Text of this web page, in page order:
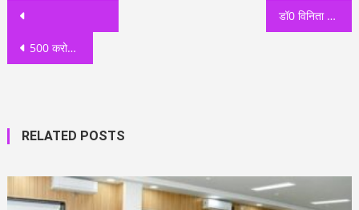
Post
navigation
500 करोड़ से सुधरेगी उत्तराखंड परिवहन निगम की दशा:- चंदन राम दस परिवहन मंत्री
डॉ0 विनिता शाह को दिया गया स्वास्थ्य महानिदेशक का चार्ज,स्वास्थ्य सचिव आर राजेश कुमार ने किए आदेश जारी
RELATED POSTS